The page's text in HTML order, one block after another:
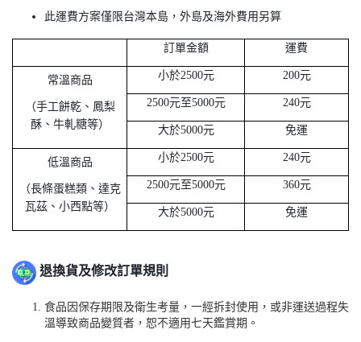
此運費方案僅限台灣本島，外島及海外費用另算
訂單金額 運費
常溫商品
（手工餅乾、鳳梨
酥、牛軋糖等）
小於2500元 200元
2500元至5000元 240元
大於5000元 免運
低溫商品
（長條蛋糕類、達克
瓦茲、小西點等）
小於2500元 240元
2500元至5000元 360元
大於5000元 免運
退換貨及修改訂單規則
食品因保存期限及衛生考量，一經拆封使用，或非運送過程失
溫導致商品變質者，恕不適用七天鑑賞期。